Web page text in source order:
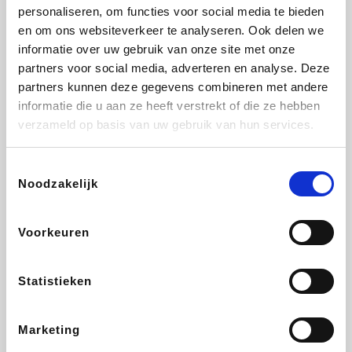
personaliseren, om functies voor social media te bieden
en om ons websiteverkeer te analyseren. Ook delen we
informatie over uw gebruik van onze site met onze
partners voor social media, adverteren en analyse. Deze
partners kunnen deze gegevens combineren met andere
informatie die u aan ze heeft verstrekt of die ze hebben
verzameld op basis van uw gebruik van hun services.
Noodzakelijk
Voorkeuren
Statistieken
Marketing
Vidaxl Lampenlicht.be Adidas Hotels.com
DectDirect
Brussels Airlines
ZEB Get Your Guide